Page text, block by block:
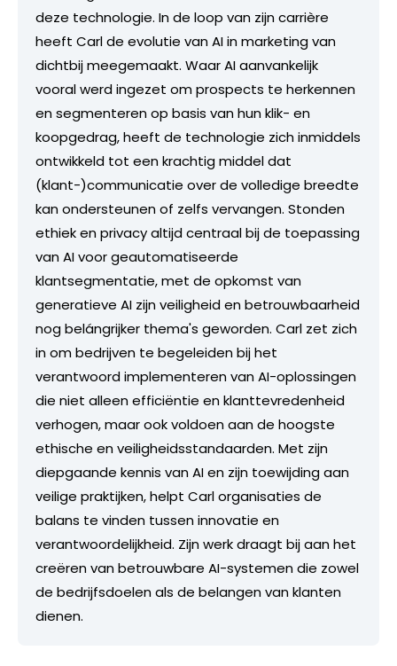
deze technologie. In de loop van zijn carrière
heeft Carl de evolutie van AI in marketing van
dichtbij meegemaakt. Waar AI aanvankelijk
vooral werd ingezet om prospects te herkennen
en segmenteren op basis van hun klik- en
koopgedrag, heeft de technologie zich inmiddels
ontwikkeld tot een krachtig middel dat
(klant-)communicatie over de volledige breedte
kan ondersteunen of zelfs vervangen. Stonden
ethiek en privacy altijd centraal bij de toepassing
van AI voor geautomatiseerde
klantsegmentatie, met de opkomst van
generatieve AI zijn veiligheid en betrouwbaarheid
nog belángrijker thema's geworden. Carl zet zich
in om bedrijven te begeleiden bij het
verantwoord implementeren van AI-oplossingen
die niet alleen efficiëntie en klanttevredenheid
verhogen, maar ook voldoen aan de hoogste
ethische en veiligheidsstandaarden. Met zijn
diepgaande kennis van AI en zijn toewijding aan
veilige praktijken, helpt Carl organisaties de
balans te vinden tussen innovatie en
verantwoordelijkheid. Zijn werk draagt bij aan het
creëren van betrouwbare AI-systemen die zowel
de bedrijfsdoelen als de belangen van klanten
dienen.